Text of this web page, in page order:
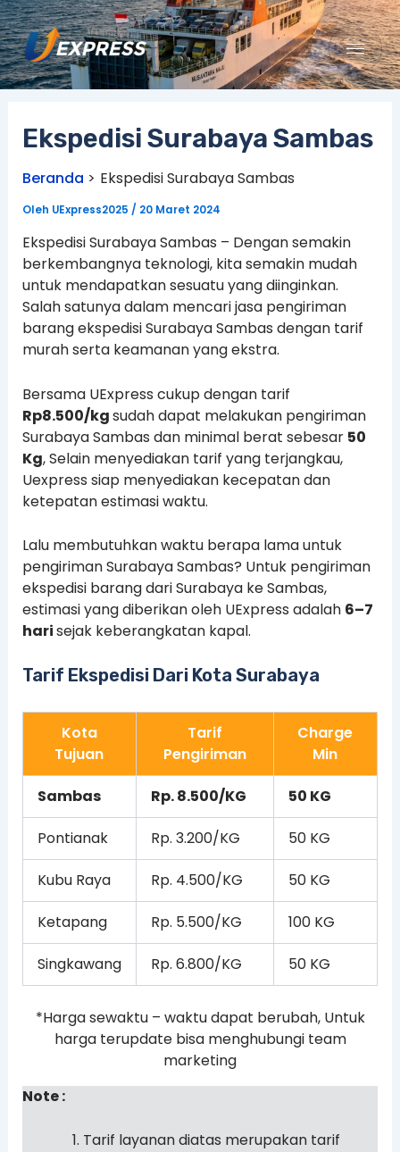
Lewati
ke
konten
Ekspedisi Surabaya Sambas
Beranda Ekspedisi Surabaya Sambas
Oleh UExpress2025 / 20 Maret 2024
Ekspedisi Surabaya Sambas – Dengan semakin
berkembangnya teknologi, kita semakin mudah
untuk mendapatkan sesuatu yang diinginkan.
Salah satunya dalam mencari jasa pengiriman
barang ekspedisi Surabaya Sambas dengan tarif
murah serta keamanan yang ekstra.
Bersama UExpress cukup dengan tarif
Rp8.500/kgsudah dapat melakukan pengiriman
Surabaya Sambas dan minimal berat sebesar 50
Kg, Selain menyediakan tarif yang terjangkau,
Uexpress siap menyediakan kecepatan dan
ketepatan estimasi waktu.
Lalu membutuhkan waktu berapa lama untuk
pengiriman Surabaya Sambas? Untuk pengiriman
ekspedisi barang dari Surabaya ke Sambas,
estimasi yang diberikan oleh UExpress adalah 6–7
harisejak keberangkatan kapal.
Tarif Ekspedisi Dari Kota Surabaya
Kota
Tujuan
Tarif
Pengiriman
Charge
Min
Sambas Rp. 8.500/KG 50 KG
Pontianak Rp. 3.200/KG 50 KG
Kubu Raya Rp. 4.500/KG 50 KG
Ketapang Rp. 5.500/KG 100 KG
Singkawang Rp. 6.800/KG 50 KG
*Harga sewaktu – waktu dapat berubah, Untuk
harga terupdate bisa menghubungi team
marketing
Note :
Tarif layanan diatas merupakan tarif